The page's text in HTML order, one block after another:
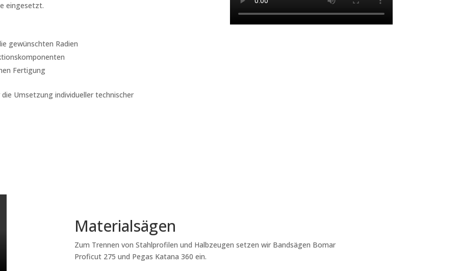
eingesetzt.
gewünschten Radien
Fertigung
Umsetzung individueller technischer
Materialsägen
Zum Trennen von Stahlprofilen und Halbzeugen setzen wir Bandsägen Bomar
Proficut 275 und Pegas Katana 360 ein.